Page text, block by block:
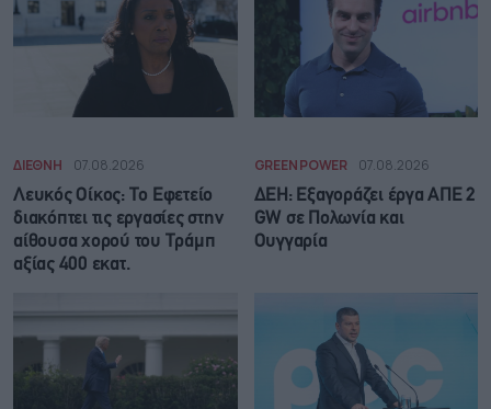
ΔΙΕΘΝΗ 07.08.2026
Λευκός Οίκος: Το Εφετείο
διακόπτει τις εργασίες στην
αίθουσα χορού του Τράμπ
αξίας 400 εκατ.
GREEN POWER 07.08.2026
ΔΕΗ: Εξαγοράζει έργα ΑΠΕ 2
GW σε Πολωνία και
Ουγγαρία